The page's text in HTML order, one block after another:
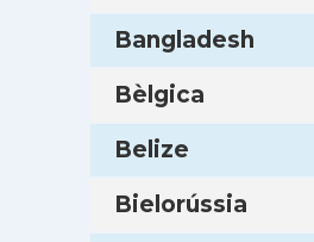
Bangladesh
Bèlgica
Belize
Bielorússia